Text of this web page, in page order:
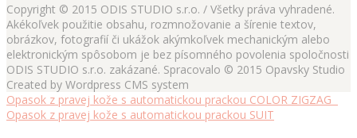
Copyright © 2015 ODIS STUDIO s.r.o. / Všetky práva vyhradené.
Akékoľvek použitie obsahu, rozmnožovanie a šírenie textov,
obrázkov, fotografií či ukážok akýmkoľvek mechanickým alebo
elektronickým spôsobom je bez písomného povolenia spoločnosti
ODIS STUDIO s.r.o. zakázané. Spracovalo © 2015 Opavsky Studio
Created by Wordpress CMS system
Opasok z pravej kože s automatickou prackou COLOR ZIGZAG
Opasok z pravej kože s automatickou prackou SUIT